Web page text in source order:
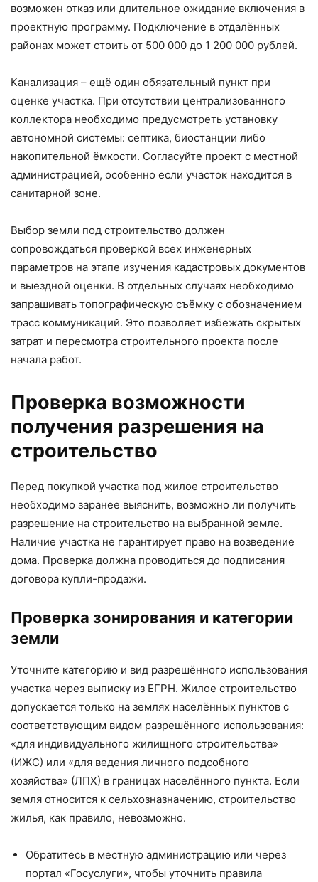
возможен отказ или длительное ожидание включения в
проектную программу. Подключение в отдалённых
районах может стоить от 500 000 до 1 200 000 рублей.
Канализация – ещё один обязательный пункт при
оценке участка. При отсутствии централизованного
коллектора необходимо предусмотреть установку
автономной системы: септика, биостанции либо
накопительной ёмкости. Согласуйте проект с местной
администрацией, особенно если участок находится в
санитарной зоне.
Выбор земли под строительство должен
сопровождаться проверкой всех инженерных
параметров на этапе изучения кадастровых документов
и выездной оценки. В отдельных случаях необходимо
запрашивать топографическую съёмку с обозначением
трасс коммуникаций. Это позволяет избежать скрытых
затрат и пересмотра строительного проекта после
начала работ.
Проверка возможности
получения разрешения на
строительство
Перед покупкой участка под жилое строительство
необходимо заранее выяснить, возможно ли получить
разрешение на строительство на выбранной земле.
Наличие участка не гарантирует право на возведение
дома. Проверка должна проводиться до подписания
договора купли-продажи.
Проверка зонирования и категории
земли
Уточните категорию и вид разрешённого использования
участка через выписку из ЕГРН. Жилое строительство
допускается только на землях населённых пунктов с
соответствующим видом разрешённого использования:
«для индивидуального жилищного строительства»
(ИЖС) или «для ведения личного подсобного
хозяйства» (ЛПХ) в границах населённого пункта. Если
земля относится к сельхозназначению, строительство
жилья, как правило, невозможно.
Обратитесь в местную администрацию или через
портал «Госуслуги», чтобы уточнить правила